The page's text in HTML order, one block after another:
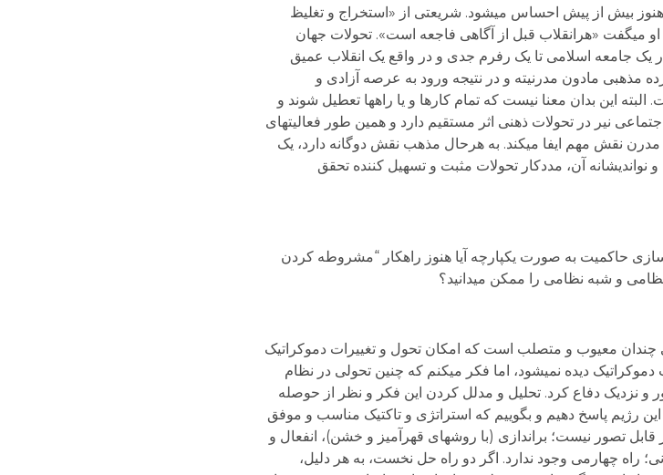
بیش از پیش احساس می­شود. شریعتی از «استخراج و تغلیظ
می­گفت «هرانقلاب قبل از آگاهی فاجعه است». تحولات جهان
جامعه اسلامی تا یک رفرم جدی و در واقع یک انقلاب عمیق
مذهبی مادون مدرنیته و در نتیجه ورود به عرصه آزادی و
این بدان معنا نیست که تمام کارها و یا راهها تعطیل شوند و
نیر در تحولات ذهنی اثر مستقیم دارد و همین طور فعالیت­های
نقش مهم ایفا می­کند. به هرحال مذهب نقش دوگانه دارد، یک
آن، مددکار تحولات مثبت و تسهیل کننده تحقق
حاکمیت به صورت یکپارچه آیا هنوز راهکار “مشروطه کردن
و شبه نظامی را ممکن میدانید؟
معیوب و متصلب است که امکان تحول و تغییرات دموکراتیک
دیده نمی­شود، اما فکر می­کنم که چنین تحولی در نظام
و نزدیک دفاع کرد. تحلیل و مدلل کردن این فکر و نظر از حوصله
رژیم پاسخ دهیم و بگوییم که استراتژی و تاکتیک مناسب و موفق
تصور نیست؛ براندازی (با روش­های قهرآمیز و خشن)، انفعال و
راه چهارمی وجود ندارد. اگر دو راه حل نخست، به هر دلیل،